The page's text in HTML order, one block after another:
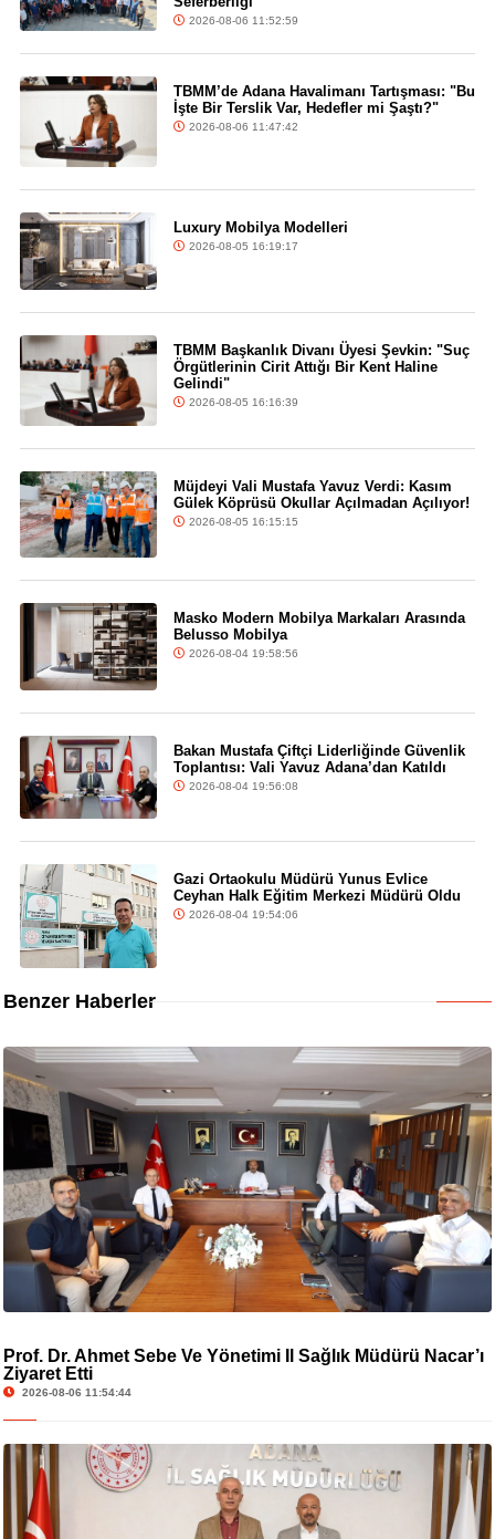
2026-08-06 11:52:59
TBMM’de Adana Havalimanı Tartışması: "Bu
İşte Bir Terslik Var, Hedefler mi Şaştı?"
2026-08-06 11:47:42
Luxury Mobilya Modelleri
2026-08-05 16:19:17
TBMM Başkanlık Divanı Üyesi Şevkin: "Suç
Örgütlerinin Cirit Attığı Bir Kent Haline
Gelindi"
2026-08-05 16:16:39
Müjdeyi Vali Mustafa Yavuz Verdi: Kasım
Gülek Köprüsü Okullar Açılmadan Açılıyor!
2026-08-05 16:15:15
Masko Modern Mobilya Markaları Arasında
Belusso Mobilya
2026-08-04 19:58:56
Bakan Mustafa Çiftçi Liderliğinde Güvenlik
Toplantısı: Vali Yavuz Adana’dan Katıldı
2026-08-04 19:56:08
Gazi Ortaokulu Müdürü Yunus Evlice
Ceyhan Halk Eğitim Merkezi Müdürü Oldu
2026-08-04 19:54:06
Benzer Haberler
Prof. Dr. Ahmet Sebe Ve Yönetimi İl Sağlık Müdürü Nacar’ı
Ziyaret Etti
2026-08-06 11:54:44